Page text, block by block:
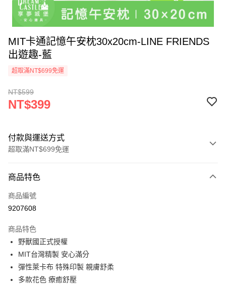
MIT卡通記憶午安枕30x20cm-LINE FRIENDS
出遊趣-藍
超取滿NT$699免運
NT$599
NT$399
付款與運送方式
超取滿NT$699免運
信用卡一次付款
超商取貨付款
Apple Pay
街口支付
悠遊付
商品特色
商品編號
9207608
商品特色
野獸國正式授權
MIT台灣精製 安心滿分
彈性萊卡布 特殊印製 親膚舒柔
多款花色 療癒舒壓